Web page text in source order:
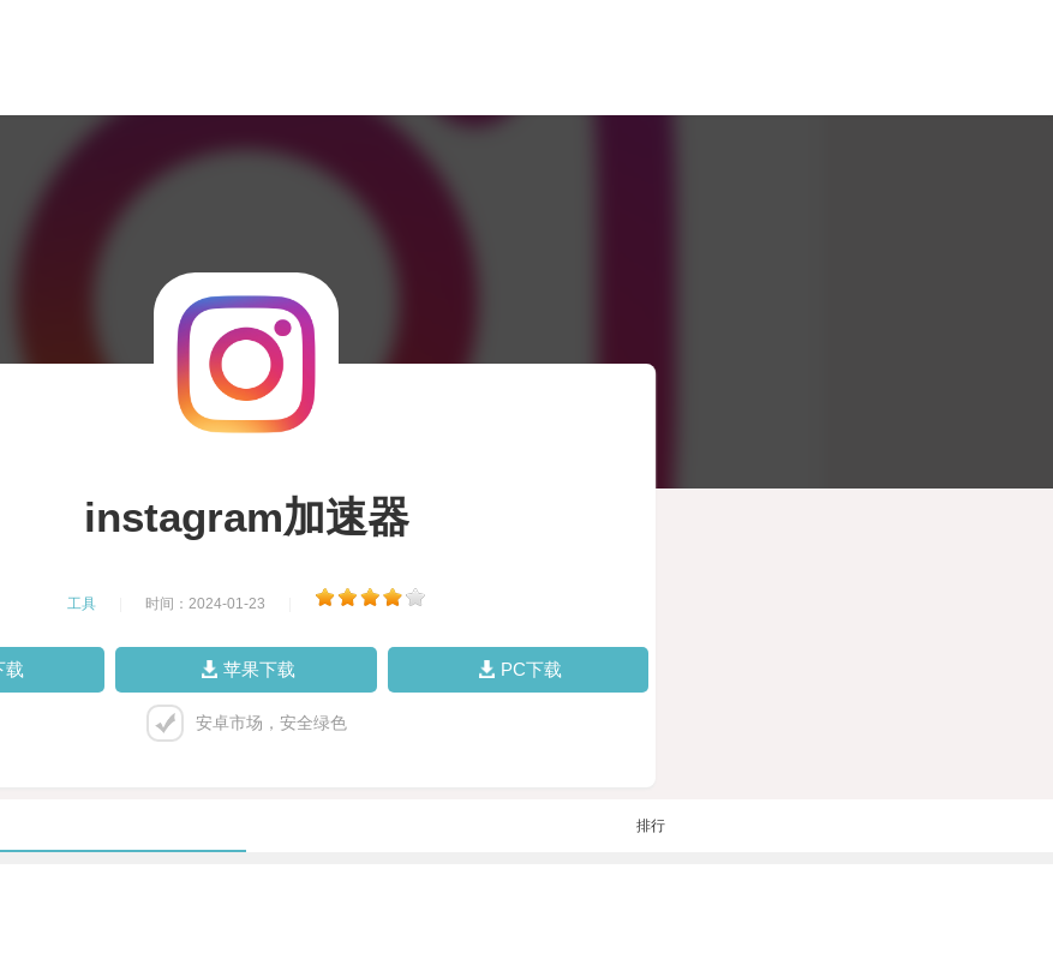
instagram加速器
工具 时间：2024-01-23
载 苹果下载 PC下载
安卓市场，安全绿色
排行